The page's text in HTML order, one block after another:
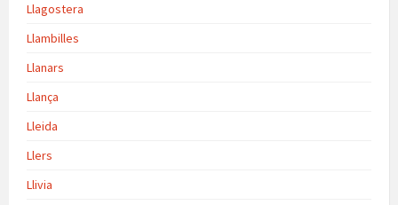
Llagostera
Llambilles
Llanars
Llança
Lleida
Llers
Llivia